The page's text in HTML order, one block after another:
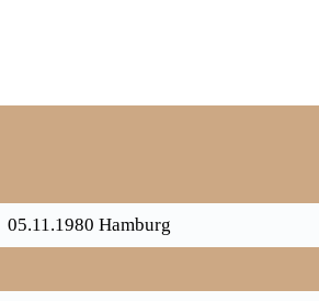
05.11.1980 Hamburg